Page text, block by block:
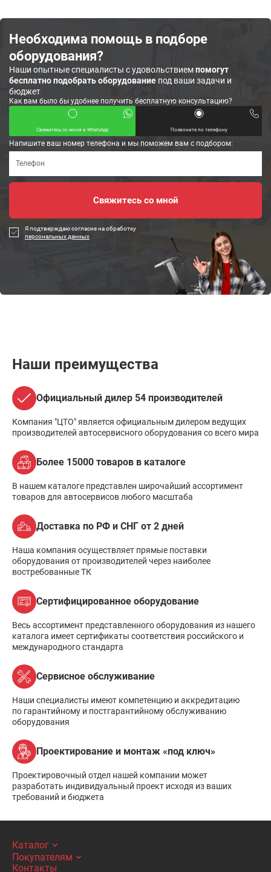
Необходима помощь в подборе
оборудования?
Наши опытные специалисты с удовольствиемпомогут
бесплатно подобрать оборудование под ваши задачи и
бюджет
Как вам было бы удобнее получить бесплатную консультацию?
Свяжитесь со мной в WhatsApp Позвоните по телефону
Напишите ваш номер телефона и мы поможем вам с подбором:
Я подтверждаю согласие на обработку
персональных данных
Наши преимущества
Официальный дилер 54 производителей
Компания "ЦТО" является официальным дилером ведущих
производителей автосервисного оборудования со всего мира
Более 15000 товаров в каталоге
В нашем каталоге представлен широчайший ассортимент
товаров для автосервисов любого масштаба
Доставка по РФ и СНГ от 2 дней
Наша компания осуществляет прямые поставки
оборудования от производителей через наиболее
востребованные ТК
Сертифицированное оборудование
Весь ассортимент представленного оборудования из нашего
каталога имеет сертификаты соответствия российского и
международного стандарта
Сервисное обслуживание
Наши специалисты имеют компетенцию и аккредитацию
по гарантийному и постгарантийному обслуживанию
оборудования
Проектирование и монтаж «под ключ»
Проектировочный отдел нашей компании может
разработать индивидуальный проект исходя из ваших
требований и бюджета
Каталог
Покупателям
Контакты